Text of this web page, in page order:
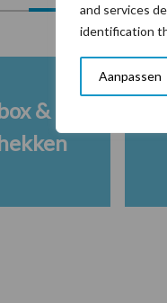
and services
identification
Aanpassen
&